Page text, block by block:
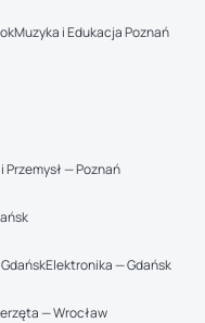
Muzyka i Edukacja Poznań
Przemysł — Poznań
Elektronika — Gdańsk
— Wrocław